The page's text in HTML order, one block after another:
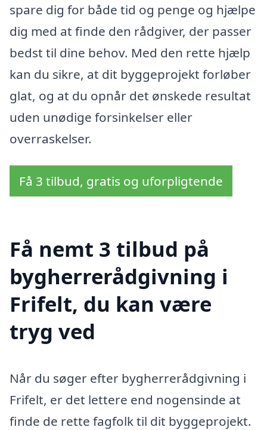
spare dig for både tid og penge og hjælpe
dig med at finde den rådgiver, der passer
bedst til dine behov. Med den rette hjælp
kan du sikre, at dit byggeprojekt forløber
glat, og at du opnår det ønskede resultat
uden unødige forsinkelser eller
overraskelser.
Få 3 tilbud, gratis og uforpligtende
Få nemt 3 tilbud på
bygherrerådgivning i
Frifelt, du kan være
tryg ved
Når du søger efter bygherrerådgivning i
Frifelt, er det lettere end nogensinde at
finde de rette fagfolk til dit byggeprojekt.